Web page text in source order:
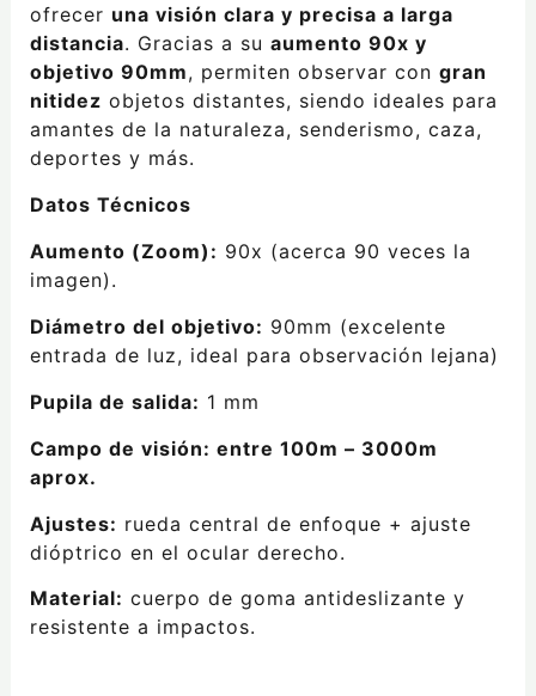
ofrecer una visión clara y precisa a larga
distancia. Gracias a su aumento 90x y
objetivo 90mm, permiten observar con gran
nitidez objetos distantes, siendo ideales para
amantes de la naturaleza, senderismo, caza,
deportes y más.
Datos Técnicos
Aumento (Zoom): 90x (acerca 90 veces la
imagen).
Diámetro del objetivo: 90mm (excelente
entrada de luz, ideal para observación lejana)
Pupila de salida: 1 mm
Campo de visión: entre 100m – 3000m
aprox.
Ajustes: rueda central de enfoque + ajuste
dióptrico en el ocular derecho.
Material: cuerpo de goma antideslizante y
resistente a impactos.